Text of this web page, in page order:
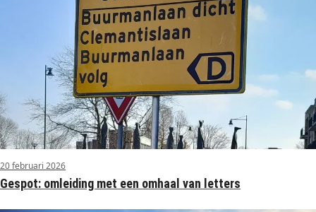
20 februari 2026
Gespot: omleiding met een omhaal van letters